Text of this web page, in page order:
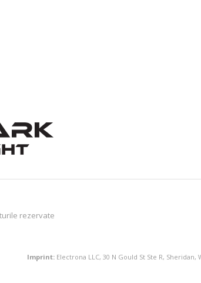
rezervate
Imprint: Electrona LLC, 30 N Gould St Ste R, Sheridan,